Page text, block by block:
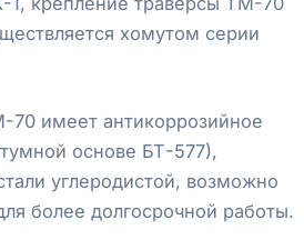
хомутом серии
70 имеет антикоррозийное
основе БТ-577),
углеродистой, возможно
более долгосрочной работы.